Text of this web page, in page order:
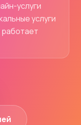
услуги
услуги